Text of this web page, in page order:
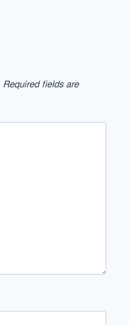
Required fields are